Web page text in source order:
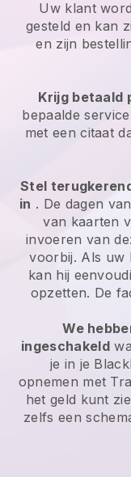
Uw klant
gesteld en kan
en zijn
Krijg betaald
bepaalde
met een citaat
Stel
in . De dagen
van kaarten
invoeren van
voorbij. Als uw
kan hij
opzetten. De
We
ingeschakeld
je in je
opnemen met
het geld kunt
zelfs een